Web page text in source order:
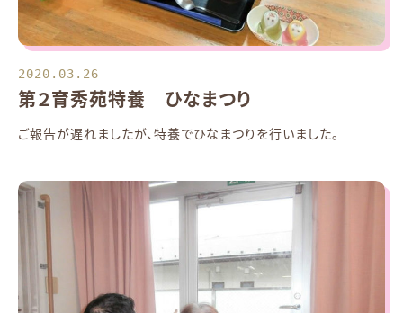
2020.03.26
第２育秀苑特養 ひなまつり
ご報告が遅れましたが、特養でひなまつりを行いました。